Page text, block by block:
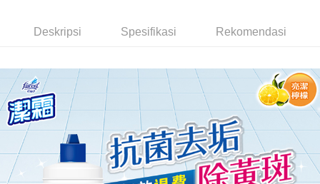
bagaimanapun, bagi mereka yang telah memuat turun Aplikasi AFTEE
dan mendaftar sebagai ahli AFTEE boleh menikmati tempoh pembayaran
Tempoh pembayaran dikira dari masa kedai meminta pembayaran anda,
ditambah dengan bilangan hari yang boleh dilanjutkan oleh AFTEE. Anda
boleh melanjutkan tempoh pembayaran anda sebelum anda menerima
pesanan. Walau bagaimanapun, tiada jaminan bahawa anda boleh
menerima pesanan anda semasa tempoh pembayaran (cth.: produk
prapesanan atau produk yang mungkin mengambil masa yang lebih
lama untuk dihantar). Oleh itu, anda dikehendaki membuat pembayaran
kepada AFTEE dalam tempoh sama ada anda menerima pesanan.
7-11取貨付款
付款後7-11取貨
NT$60/pesanan | Penghantaran percuma untuk pesanan
NT$599 atau lebih
宅配
NT$120/pesanan | Penghantaran percuma untuk pesanan
Deskripsi Spesifikasi Rekomendasi